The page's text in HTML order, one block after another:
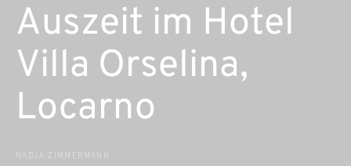
Auszeit im Hotel
Villa Orselina,
Locarno
NADJA ZIMMERMANN